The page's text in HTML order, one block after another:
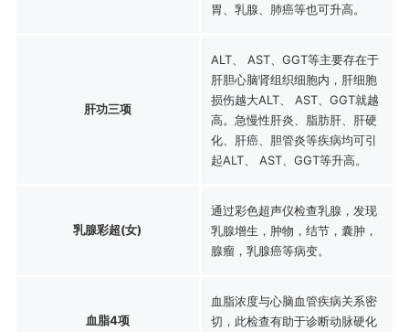
胃、乳腺、肺癌等也可升高。
肝功三项
ALT、 AST、GGT等主要存在于
肝胆心脑肾组织细胞内，肝细胞
损伤越大ALT、 AST、GGT就越
高。急慢性肝炎、脂肪肝、肝硬
化、肝癌、胆管炎等疾病均可引
起ALT、 AST、GGT等升高。
乳腺彩超(女)
通过彩色超声仪检查乳腺，发现
乳腺增生，肿物，结节，囊肿，
腺瘤，乳腺癌等病变。
血脂4项
血脂浓度与心脑血管疾病关系密
切，此检查有助于诊断动脉硬化